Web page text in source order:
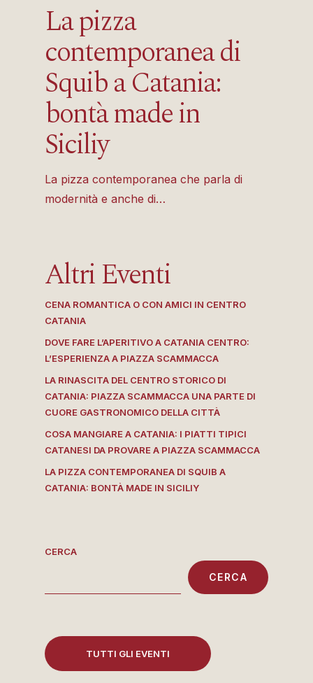
La pizza
contemporanea di
Squib a Catania:
bontà made in
Siciliy
La pizza contemporanea che parla di
modernità e anche di…
Altri Eventi
CENA ROMANTICA O CON AMICI IN CENTRO
CATANIA
DOVE FARE L’APERITIVO A CATANIA CENTRO:
L’ESPERIENZA A PIAZZA SCAMMACCA
LA RINASCITA DEL CENTRO STORICO DI
CATANIA: PIAZZA SCAMMACCA UNA PARTE DI
CUORE GASTRONOMICO DELLA CITTÀ
COSA MANGIARE A CATANIA: I PIATTI TIPICI
CATANESI DA PROVARE A PIAZZA SCAMMACCA
LA PIZZA CONTEMPORANEA DI SQUIB A
CATANIA: BONTÀ MADE IN SICILIY
CERCA
CERCA
TUTTI GLI EVENTI